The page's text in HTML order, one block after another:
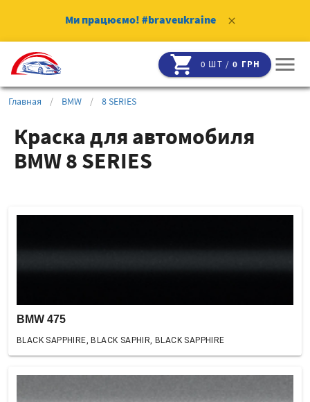
Ми працюємо! #braveukraine clear
shopping_cart 0 ШТ /0 ГРН menu
Главная / BMW / 8 SERIES
Краска для автомобиля
BMW 8 SERIES
BMW 475
BLACK SAPPHIRE, BLACK SAPHIR, BLACK SAPPHIRE